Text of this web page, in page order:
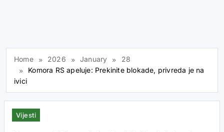
Home 2026 January
28
Komora RS apeluje: Prekinite blokade, privreda je na
ivici
Vijesti